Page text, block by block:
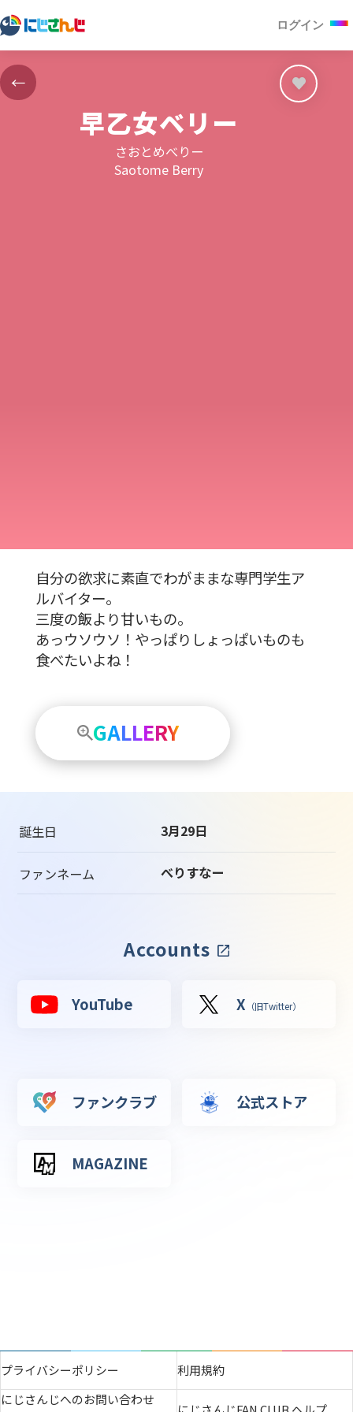
ログイン
←
早乙女ベリー
さおとめべりー
Saotome Berry
自分の欲求に素直でわがままな専門学生ア
ルバイター。
三度の飯より甘いもの。
あっウソウソ！やっぱりしょっぱいものも
食べたいよね！
GALLERY
誕生日 3月29日
ファンネーム べりすなー
Accounts
YouTube X （旧Twitter）
ファンクラブ 公式ストア
MAGAZINE
プライバシーポリシー
利用規約
にじさんじへのお問い合わせ